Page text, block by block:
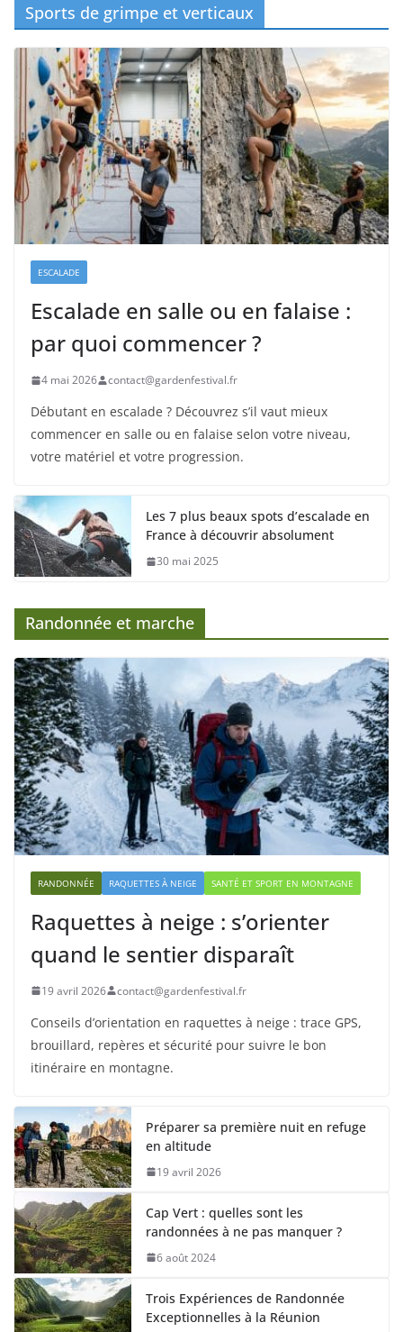
Sports de grimpe et verticaux
ESCALADE
Escalade en salle ou en falaise :
par quoi commencer ?
4 mai 2026 contact@gardenfestival.fr
Débutant en escalade ? Découvrez s’il vaut mieux
commencer en salle ou en falaise selon votre niveau,
votre matériel et votre progression.
Les 7 plus beaux spots d’escalade en
France à découvrir absolument
30 mai 2025
Randonnée et marche
RANDONNÉE RAQUETTES À NEIGE SANTÉ ET SPORT EN MONTAGNE
Raquettes à neige : s’orienter
quand le sentier disparaît
19 avril 2026 contact@gardenfestival.fr
Conseils d’orientation en raquettes à neige : trace GPS,
brouillard, repères et sécurité pour suivre le bon
itinéraire en montagne.
Préparer sa première nuit en refuge
en altitude
19 avril 2026
Cap Vert : quelles sont les
randonnées à ne pas manquer ?
6 août 2024
Trois Expériences de Randonnée
Exceptionnelles à la Réunion